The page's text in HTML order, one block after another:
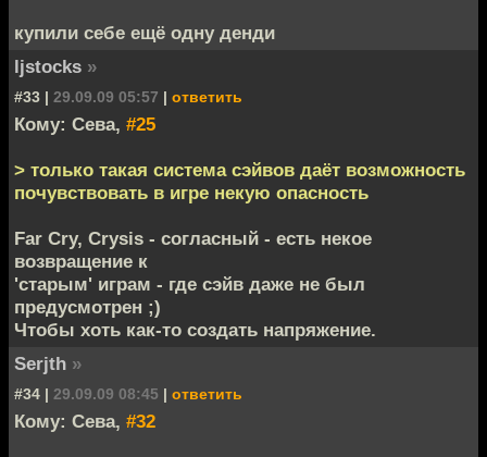
купили себе ещё одну денди
ljstocks »
#33 | 29.09.09 05:57 | ответить
Кому: Сева, #25
> только такая система сэйвов даёт возможность
почувствовать в игре некую опасность
Far Cry, Crysis - согласный - есть некое
возвращение к
'старым' играм - где сэйв даже не был
предусмотрен ;)
Чтобы хоть как-то создать напряжение.
Serjth »
#34 | 29.09.09 08:45 | ответить
Кому: Сева, #32